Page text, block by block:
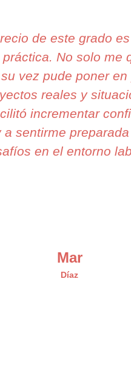
de este grado
No solo me
vez pude poner
reales y
incrementar
a sentirme
en el entorno
Mar
Díaz